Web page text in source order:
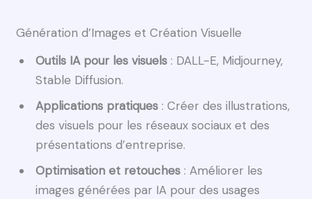
Génération d’Images et Création Visuelle
Outils IA pour les visuels : DALL-E, Midjourney,
Stable Diffusion.
Applications pratiques : Créer des illustrations,
des visuels pour les réseaux sociaux et des
présentations d’entreprise.
Optimisation et retouches : Améliorer les
images générées par IA pour des usages